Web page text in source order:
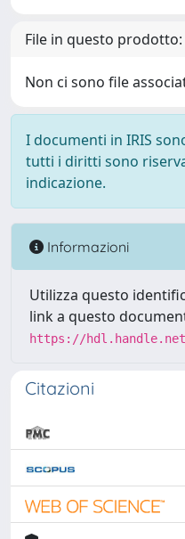
File in questo prodotto:
Non ci sono file
I documenti in IRIS
tutti i diritti sono
indicazione.
Informazioni
Utilizza questo
link a questo
https://hdl.handle.net/
Citazioni